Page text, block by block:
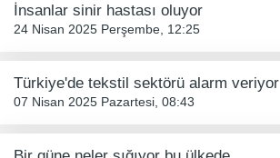
İnsanlar sinir hastası oluyor
24 Nisan 2025 Perşembe, 12:25
Türkiye'de tekstil sektörü alarm veriyor
07 Nisan 2025 Pazartesi, 08:43